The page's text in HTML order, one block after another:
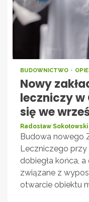
BUDOWNICTWO
Nowy
leczniczy
się we
Radosław Sokołowski
Budowa nowego
Leczniczego
dobiegła końca,
związane z
otwarcie obiektu